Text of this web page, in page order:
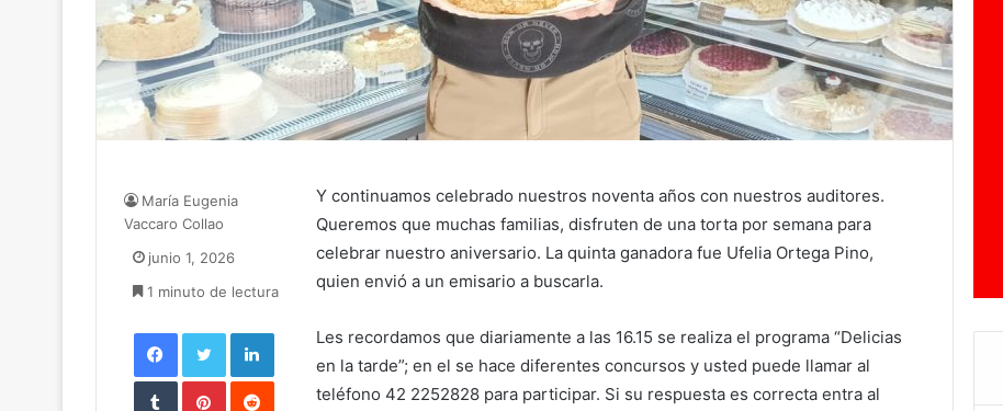
Y continuamos celebrado nuestros noventa años con nuestros auditores.
Queremos que muchas familias, disfruten de una torta por semana para
celebrar nuestro aniversario. La quinta ganadora fue Ufelia Ortega Pino,
quien envió a un emisario a buscarla.
Les recordamos que diariamente a las 16.15 se realiza el programa “Delicias
en la tarde”; en el se hace diferentes concursos y usted puede llamar al
teléfono 42 2252828 para participar. Si su respuesta es correcta entra al
María Eugenia
Vaccaro Collao
junio 1, 2026
1 minuto de lectura
Facebook Twitter LinkedIn
Tumblr Pinterest Reddit